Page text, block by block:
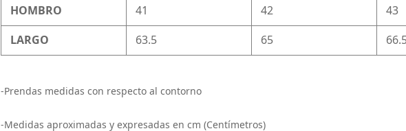
HOMBRO
41 42
43
LARGO
63.5 65
-Prendas medidas con respecto al contorno
-Medidas aproximadas y expresadas en cm (Centímetros)